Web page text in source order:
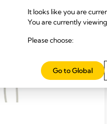
It looks like you are
You are currently
Please choose:
Go to Global